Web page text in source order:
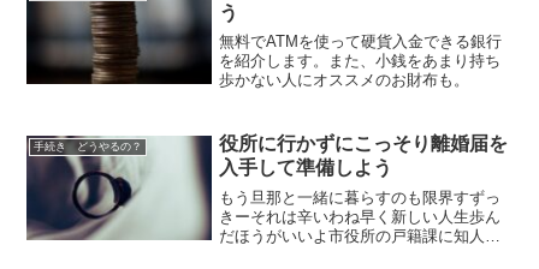
う
無料でATMを使って硬貨入金できる銀行
を紹介します。また、小銭をあまり持ち
歩かない人にオススメのお財布も。
手続き どうやるの？
役所に行かずにこっそり離婚届を
入手して準備しよう
もう旦那と一緒に暮らすのも限界すずっ
きーそれは辛いわね早く新しい人生歩ん
だほうがいいよ市役所の戸籍課に知人が